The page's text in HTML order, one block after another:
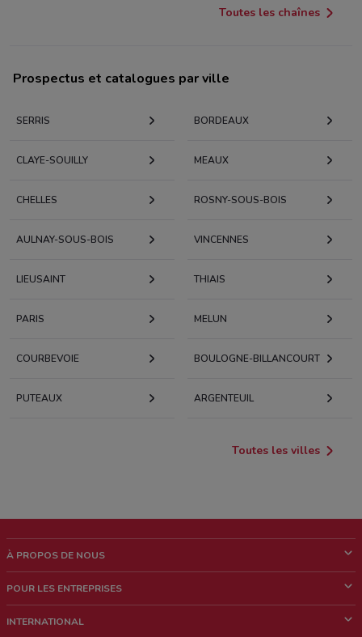
Toutes les chaînes
Prospectus et catalogues par ville
SERRIS BORDEAUX
CLAYE-SOUILLY MEAUX
CHELLES ROSNY-SOUS-BOIS
AULNAY-SOUS-BOIS VINCENNES
LIEUSAINT THIAIS
PARIS MELUN
COURBEVOIE BOULOGNE-BILLANCOURT
PUTEAUX ARGENTEUIL
Toutes les villes
À PROPOS DE NOUS
News & Médias
POUR LES ENTREPRISES
INTERNATIONAL